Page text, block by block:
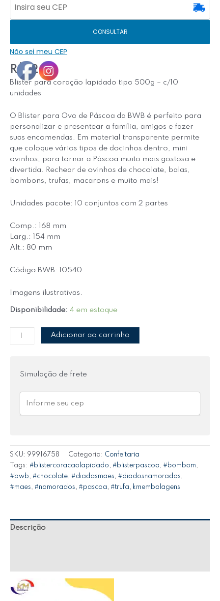
CONSULTAR
Não sei meu CEP
R$42,40
Blister para coração lapidado tipo 500g – c/10
unidades
O Blister para Ovo de Páscoa da BWB é perfeito para
personalizar e presentear a família, amigos e fazer
suas encomendas. Em material transparente permite
que coloque vários tipos de docinhos dentro, mini
ovinhos, para tornar a Páscoa muito mais gostosa e
divertida. Rechear de ovinhos de chocolate, balas,
bombons, trufas, macarons e muito mais!
Unidades pacote: 10 conjuntos com 2 partes
Comp.: 168 mm
Larg.: 154 mm
Alt.: 80 mm
Código BWB: 10540
Imagens ilustrativas.
Disponibilidade: 4 em estoque
Adicionar ao carrinho
Simulação de frete
SKU: 99916758 Categoria: Confeitaria
Tags: #blistercoracaolapidado #blisterpascoa #bombom
#bwb
#chocolate #diadasmaes #diadosnamorados
#maes
#namorados #pascoa #trufa kmembalagens
Descrição